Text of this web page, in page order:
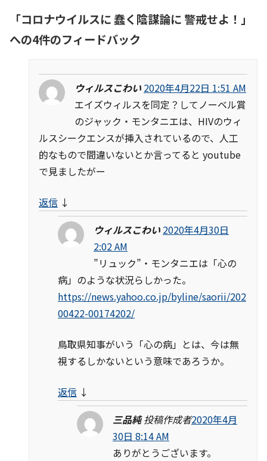
「コロナウイルスに 蠢く陰謀論に 警戒せよ！ 」
への4件のフィードバック
ウィルスこわい 2020年4月22日 1:51 AM
エイズウィルスを同定？してノーベル賞
のジャック・モンタニエは、HIVのウィ
ルスシークエンスが挿入されているので、人工
的なもので間違いないとか言ってると youtube
で見ましたがー
返信 ↓
ウィルスこわい 2020年4月30日
2:02 AM
”リュック”・モンタニエは「心の
病」のような状況らしかった。
https://news.yahoo.co.jp/byline/saorii/202
00422-00174202/
鳥取県知事がいう「心の病」とは、今は無
視するしかないという意味であろうか。
返信 ↓
三品純 投稿作成者2020年4月
30日 8:14 AM
ありがとうございます。